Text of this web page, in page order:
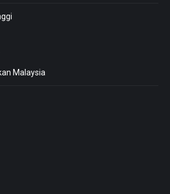
Malaysia